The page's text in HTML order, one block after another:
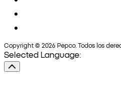
Copyright © 2026 Pepco. Todos los
Selected Language: